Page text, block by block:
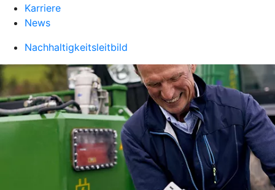
Karriere
News
Nachhaltigkeitsleitbild